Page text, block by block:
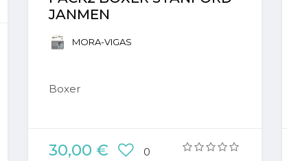
JANMEN
MORA-VIGAS
Boxer
30,00 € 0